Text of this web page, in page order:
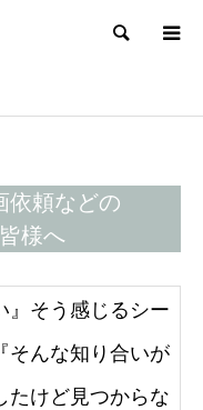
検索
依頼などの
様へ
』そう感じるシー
そんな知り合いが
たけど見つからな